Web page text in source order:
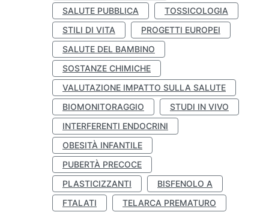
SALUTE PUBBLICA
TOSSICOLOGIA
STILI DI VITA
PROGETTI EUROPEI
SALUTE DEL BAMBINO
SOSTANZE CHIMICHE
VALUTAZIONE IMPATTO SULLA SALUTE
BIOMONITORAGGIO
STUDI IN VIVO
INTERFERENTI ENDOCRINI
OBESITÀ INFANTILE
PUBERTÀ PRECOCE
PLASTICIZZANTI
BISFENOLO A
FTALATI
TELARCA PREMATURO